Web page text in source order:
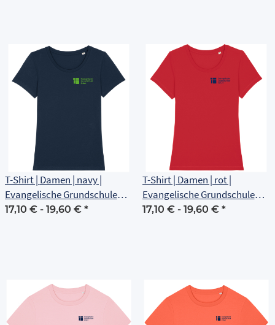
T-Shirt | Damen | navy |
Evangelische Grundschule
Erfurt
17,10 € - 19,60 € *
T-Shirt | Damen | rot |
Evangelische Grundschule
Erfurt
17,10 € - 19,60 € *